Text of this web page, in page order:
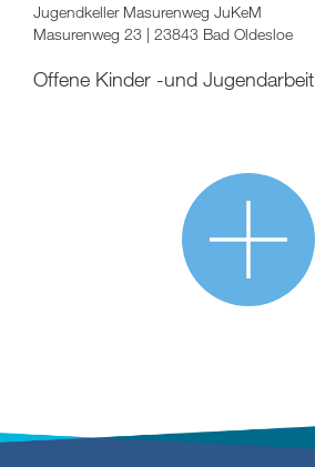
Jugendkeller Masurenweg JuKeM
Masurenweg 23 | 23843 Bad Oldesloe
Offene Kinder -und Jugendarbeit